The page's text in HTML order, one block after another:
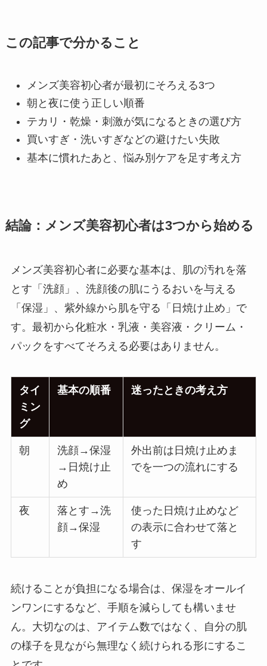
この記事で分かること
メンズ美容初心者が最初にそろえる3つ
朝と夜に使う正しい順番
テカリ・乾燥・刺激が気になるときの選び方
買いすぎ・洗いすぎなどの避けたい失敗
基本に慣れたあと、悩み別ケアを足す考え方
結論：メンズ美容初心者は3つから始める
メンズ美容初心者に必要な基本は、肌の汚れを落
とす「洗顔」、洗顔後の肌にうるおいを与える
「保湿」、紫外線から肌を守る「日焼け止め」で
す。最初から化粧水・乳液・美容液・クリーム・
パックをすべてそろえる必要はありません。
タイ
ミン
グ
基本の順番 迷ったときの考え方
朝
洗顔→保湿
→日焼け止
め
外出前は日焼け止めま
でを一つの流れにする
夜
落とす→洗
顔→保湿
使った日焼け止めなど
の表示に合わせて落と
す
続けることが負担になる場合は、保湿をオールイ
ンワンにするなど、手順を減らしても構いませ
ん。大切なのは、アイテム数ではなく、自分の肌
の様子を見ながら無理なく続けられる形にするこ